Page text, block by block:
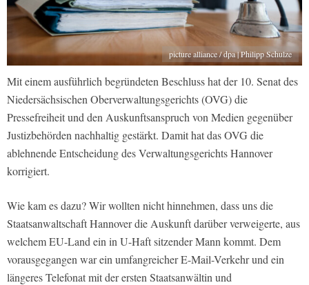
picture alliance / dpa | Philipp Schulze
Mit einem ausführlich begründeten Beschluss hat der 10. Senat des
Niedersächsischen Oberverwaltungsgerichts (OVG) die
Pressefreiheit und den Auskunftsanspruch von Medien gegenüber
Justizbehörden nachhaltig gestärkt. Damit hat das OVG die
ablehnende Entscheidung des Verwaltungsgerichts Hannover
korrigiert.
Wie kam es dazu? Wir wollten nicht hinnehmen, dass uns die
Staatsanwaltschaft Hannover die Auskunft darüber verweigerte, aus
welchem EU-Land ein in U-Haft sitzender Mann kommt. Dem
vorausgegangen war ein umfangreicher E-Mail-Verkehr und ein
längeres Telefonat mit der ersten Staatsanwältin und